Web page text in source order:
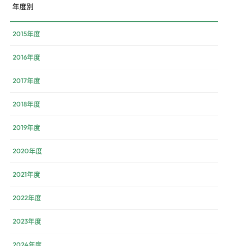
年度別
2015年度
2016年度
2017年度
2018年度
2019年度
2020年度
2021年度
2022年度
2023年度